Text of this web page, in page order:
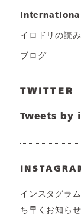
イロドリの読
ブログ
TWITTER
Tweets by
インスタグラ
ち早くお知ら